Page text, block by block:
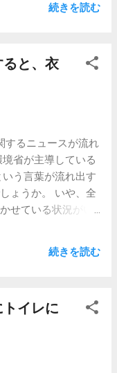
とわかっているの
れ10％の部分に位置
面接も結構役に立
うそうやってこな
が難しいのは残り
の社会人の大半は
す。 業務遂行能力
、努力の才能もあ
それがわかるでし
るが怠け者だった
のために理由が欲し
い」のです。 目の
もあるとするな
続きを読む
ると、衣
するニュースが流れ
省が主導している
う言葉が流れ出す
ょうか。 いや、全
せている状況がい
ょう。」←これは
クタイ、革靴じゃ
」とだけ言われれ
わけです。 まあし
マン（ウーマン）
続きを読む
トイレに